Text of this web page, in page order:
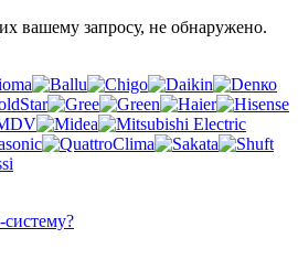
вашему запросу, не обнаружено.